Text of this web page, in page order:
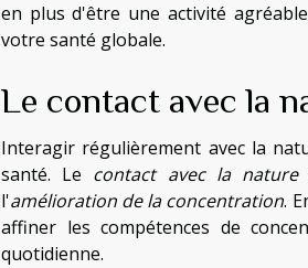
en plus d'être une activité
votre santé globale.
Le contact avec la
Interagir régulièrement avec la
santé. Le contact avec la nature
l'amélioration de la concentration.
affiner les compétences de
quotidienne.